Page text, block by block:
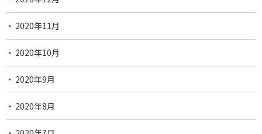
2020年11月
2020年10月
2020年9月
2020年8月